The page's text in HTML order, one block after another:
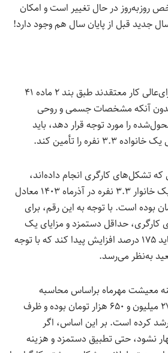
روزبه‌روز در حال تغییر است و امکان
جدید قبل از پایان سال هم وجود دارد!
نمایندگان کارگری در شورای‌عالی کار معتقدند طبق بند ۲ ماده ۴۱
بدون آنکه مشخصات جسمی و روحی
را مورد توجه قرار دهد، باید
نفره را تأمین کند.
تشکل‌های کارگری انجام داده‌اند،
میانگین هزینه معیشت یک خانوار ۳.۳ نفره در آذرماه ۱۴۰۳ معادل
۹۴۰ هزار تومان بوده است. با توجه به این رقم، برای
کارگری، حداقل دستمزد و مزایای یک
خانوار ۳.۳ نفره کارگری باید ۱۷۵ درصد افزایش پیدا کند که با توجه
به‌نظر می‌رسد.
معیشت مهرماه براساس محاسبه
گروه‌های کارگری معادل ۲۷ میلیون و ۶۵۰ هزار تومان بوده و ظرف
۸.۳ درصد رشد کرده است. بر این اساس، اگر
نشود، حتی تطبیق دستمزد و هزینه